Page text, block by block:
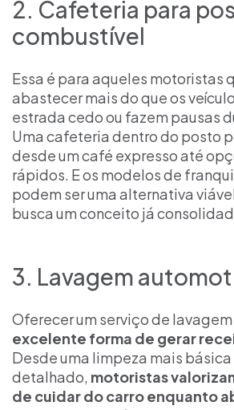
2. Cafeteria para
combustível
Essa é para aqueles motoristas
abastecer mais do que os
estrada cedo ou fazem pausas
Uma cafeteria dentro do posto
desde um café expresso até
rápidos. E os modelos de
podem ser uma alternativa
busca um conceito já
3. Lavagem
Oferecer um serviço de
excelente forma de gerar
Desde uma limpeza mais
detalhado, motoristas
de cuidar do carro enquanto